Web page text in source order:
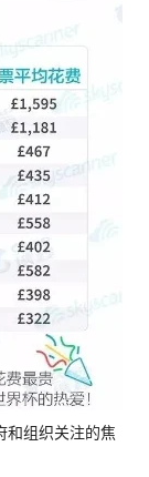
和组织关注的焦